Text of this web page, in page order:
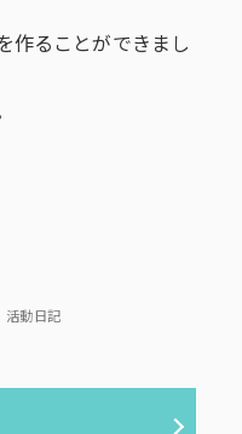
作ることができまし
カ
リ
活動日記